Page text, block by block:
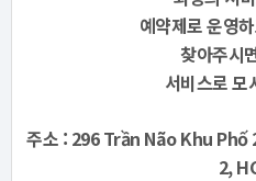
예약제로 운영
찾아주시
서비스로모
주소 : 296 Trần Não Khu
2,